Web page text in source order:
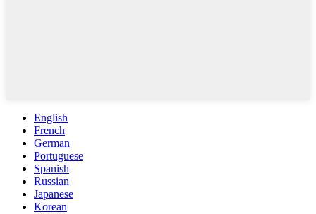
English
French
German
Portuguese
Spanish
Russian
Japanese
Korean